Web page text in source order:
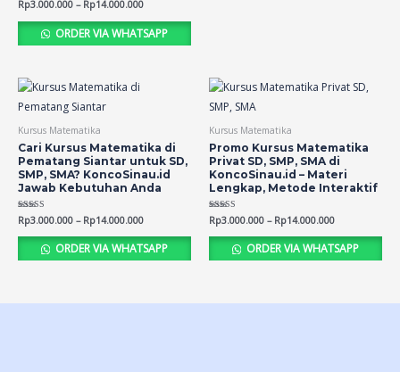
Rated
4.36
out of 5
Rp3.000.000 – Rp14.000.000
ORDER VIA WHATSAPP
Kursus Matematika
Cari Kursus Matematika di
Pematang Siantar untuk SD,
SMP, SMA? KoncoSinau.id
Jawab Kebutuhan Anda
Rated
4.52
out of 5
Rp3.000.000 – Rp14.000.000
ORDER VIA WHATSAPP
Kursus Matematika
Promo Kursus Matematika
Privat SD, SMP, SMA di
KoncoSinau.id – Materi
Lengkap, Metode Interaktif
Rated
4.49
out of 5
Rp3.000.000 – Rp14.000.000
ORDER VIA WHATSAPP